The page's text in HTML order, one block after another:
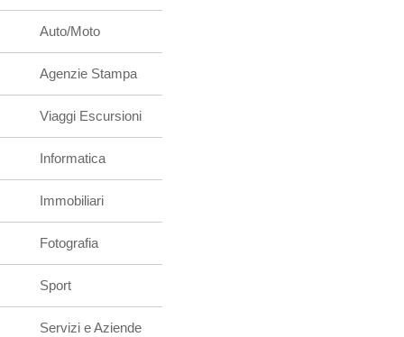
Auto/Moto
Agenzie Stampa
Viaggi Escursioni
Informatica
Immobiliari
Fotografia
Sport
Servizi e Aziende